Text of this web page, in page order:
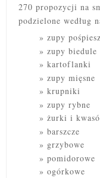
270 propozycji na
podzielone według
zupy
zupy
kartoflanki
zupy mięsne
krupniki
zupy rybne
żurki i
barszcze
grzybowe
pomidorowe
ogórkowe